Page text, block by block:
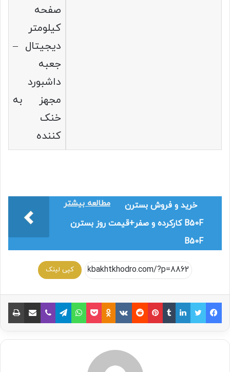
صفحه
کیلومتر
دیجیتال –
جعبه
داشبورد
مجهز به
خنک
کننده
مطالعه بیشتر
خرید و فروش بسترن
B50F کارکرده و صفر+قیمت روز بسترن
B50F
کپی لینک